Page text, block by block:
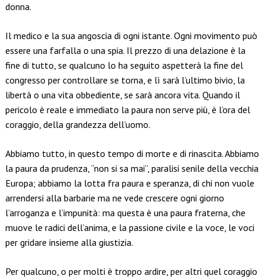
donna.
Il medico e la sua angoscia di ogni istante. Ogni movimento può
essere una farfalla o una spia. Il prezzo di una delazione è la
fine di tutto, se qualcuno lo ha seguito aspetterà la fine del
congresso per controllare se torna, e lì sarà l’ultimo bivio, la
libertà o una vita obbediente, se sarà ancora vita. Quando il
pericolo è reale e immediato la paura non serve più, è l’ora del
coraggio, della grandezza dell’uomo.
Abbiamo tutto, in questo tempo di morte e di rinascita. Abbiamo
la paura da prudenza, “non si sa mai”, paralisi senile della vecchia
Europa; abbiamo la lotta fra paura e speranza, di chi non vuole
arrendersi alla barbarie ma ne vede crescere ogni giorno
l’arroganza e l’impunità: ma questa è una paura fraterna, che
muove le radici dell’anima, e la passione civile e la voce, le voci
per gridare insieme alla giustizia.
Per qualcuno, o per molti è troppo ardire, per altri quel coraggio